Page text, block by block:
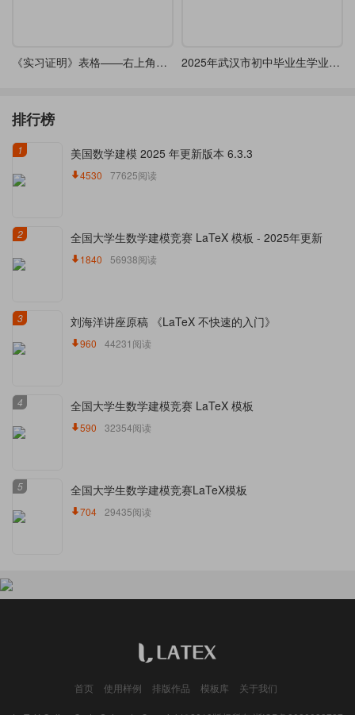
《实习证明》表格——右上角带有连续数字编号 2025年武汉市初中毕业生学业考试数学试卷
排行榜
1 美国数学建模 2025 年更新版本 6.3.3
4530 77625阅读
2 全国大学生数学建模竞赛 LaTeX 模板 - 2025年更新
1840 56938阅读
3 刘海洋讲座原稿 《LaTeX 不快速的入门》
960 44231阅读
4 全国大学生数学建模竞赛 LaTeX 模板
590 32354阅读
5 全国大学生数学建模竞赛LaTeX模板
704 29435阅读
首页 使用样例 排版作品 模板库 关于我们